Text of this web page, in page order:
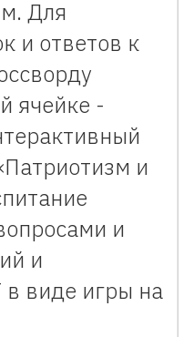
Для
и ответов к
ячейке -
и
и
и
виде игры на